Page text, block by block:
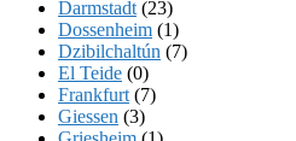
Darmstadt (23)
Dossenheim (1)
Dzibilchaltún (7)
El Teide (0)
Frankfurt (7)
Giessen (3)